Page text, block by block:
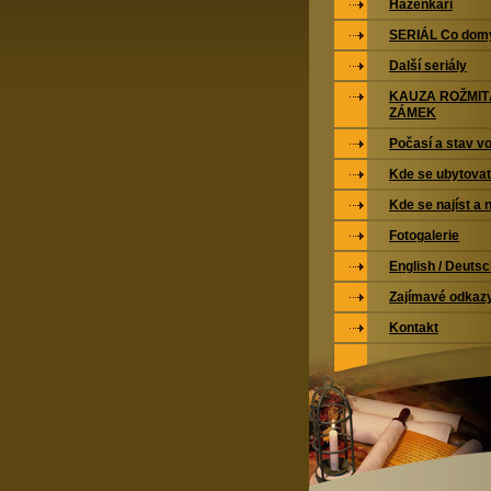
Házenkáři
SERIÁL Co
Další seriály
KAUZA
ZÁMEK
Počasí a stav
Kde se ubytovat
Kde se najíst a
Fotogalerie
English /
Zajímavé
Kontakt